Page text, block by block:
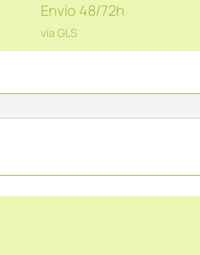
Envío 48/72h
vía GLS